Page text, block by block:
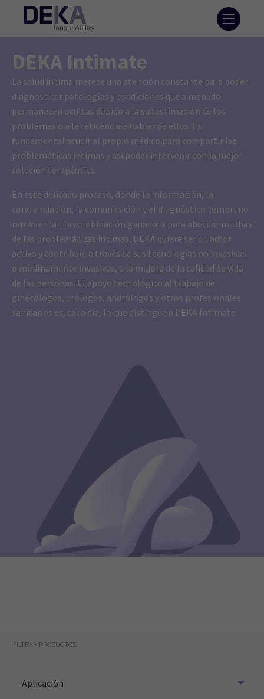
DEKA Intimate
La salud íntima merece una atención constante para poder
diagnosticar patologías y condiciones que a menudo
permanecen ocultas debido a la subestimación de los
problemas o a la reticencia a hablar de ellos. Es
fundamental acudir al propio médico para compartir las
problemáticas íntimas y así poder intervenir con la mejor
solución terapéutica.
En este delicado proceso, donde la información, la
concienciación, la comunicación y el diagnóstico temprano
representan la combinación ganadora para abordar muchas
de las problemáticas íntimas, DEKA quiere ser un actor
activo y contribuir, a través de sus tecnologías no invasivas
o mínimamente invasivas, a la mejora de la calidad de vida
de las personas. El apoyo tecnológico al trabajo de
ginecólogos, urólogos, andrólogos y otros profesionales
sanitarios es, cada día, lo que distingue a DEKA Intimate.
FILTRAR PRODUCTOS
Aplicaciòn